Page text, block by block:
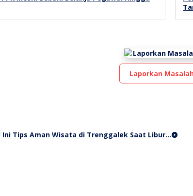
Laporkan
Ini Tips Aman Wisata di Trenggalek Saat Libur…